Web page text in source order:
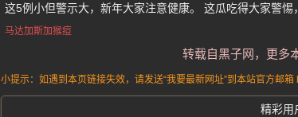
这5例小但警示大，新年大家注意健康。 这瓜吃得大家警
马达加斯加猴痘
转载自黑子网，更多
小提示：如遇到本页链接失效，请发送“我要最新网址”到本站官方邮
精彩用